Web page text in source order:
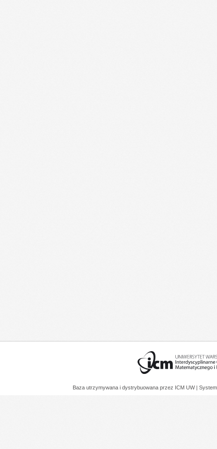
Baza utrzymywana i dystrybuowana przez ICM UW |